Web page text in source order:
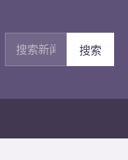
搜索新闻
搜索